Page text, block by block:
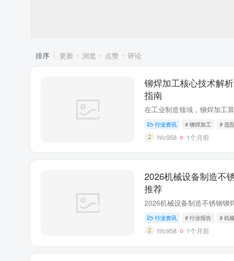
排序 更新 浏览 点赞 评论
铆焊加工核心技术解
指南
行业资讯 # 铆焊加工 # 选
hfc958 1个月前
2026机械设备制造不
推荐
行业资讯 # 行业报告 # 机
hfc958 1个月前